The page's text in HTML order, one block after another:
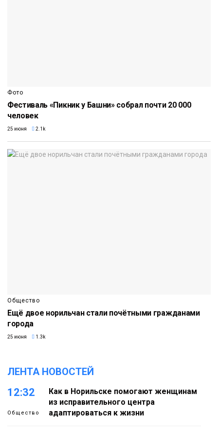
Фото
Фестиваль «Пикник у Башни» собрал почти 20 000
человек
25 июня 2.1k
Общество
Ещё двое норильчан стали почётными гражданами
города
25 июня 1.3k
ЛЕНТА НОВОСТЕЙ
12:32
Общество
Как в Норильске помогают женщинам
из исправительного центра
адаптироваться к жизни